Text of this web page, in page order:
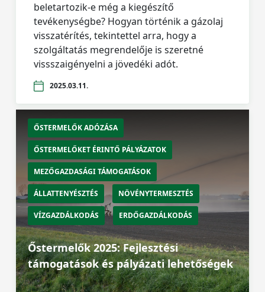
beletartozik-e még a kiegészítő
tevékenységbe? Hogyan történik a gázolaj
visszatérítés, tekintettel arra, hogy a
szolgáltatás megrendelője is szeretné
vissszaigényelni a jövedéki adót.
2025.03.11.
ŐSTERMELŐK ADÓZÁSA
ŐSTERMELŐKET ÉRINTŐ PÁLYÁZATOK
MEZŐGAZDASÁGI TÁMOGATÁSOK
ÁLLATTENYÉSZTÉS NÖVÉNYTERMESZTÉS
VÍZGAZDÁLKODÁS ERDŐGAZDÁLKODÁS
Őstermelők 2025: Fejlesztési
támogatások és pályázati lehetőségek